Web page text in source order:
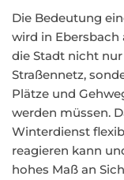
Die Bedeutung
wird in Ebersbach
die Stadt nicht
Straßennetz,
Plätze und
werden müssen.
Winterdienst
reagieren kann
hohes Maß an